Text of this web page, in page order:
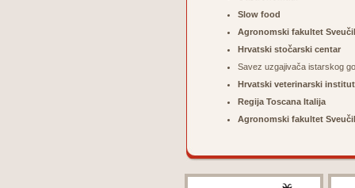
Slow food
Agronomski fakultet
Hrvatski stočarski centar
Savez uzgajivača istarskog
Hrvatski veterinarski institut
Regija Toscana Italija
Agronomski fakultet